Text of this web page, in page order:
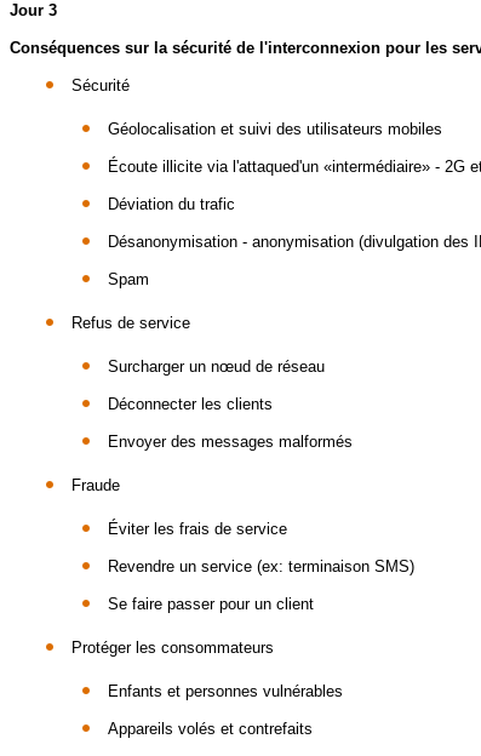
Jour 3
Conséquences sur la sécurité de l'interconnexion pour les
Sécurité
Géolocalisation et suivi des utilisateurs mobiles
Écoute illicite via l'attaqued'un «intermédiaire» - 2G
Déviation du trafic
Désanonymisation - anonymisation (divulgation des
Spam
Refus de service
Surcharger un nœud de réseau
Déconnecter les clients
Envoyer des messages malformés
Fraude
Éviter les frais de service
Revendre un service (ex: terminaison SMS)
Se faire passer pour un client
Protéger les consommateurs
Enfants et personnes vulnérables
Appareils volés et contrefaits